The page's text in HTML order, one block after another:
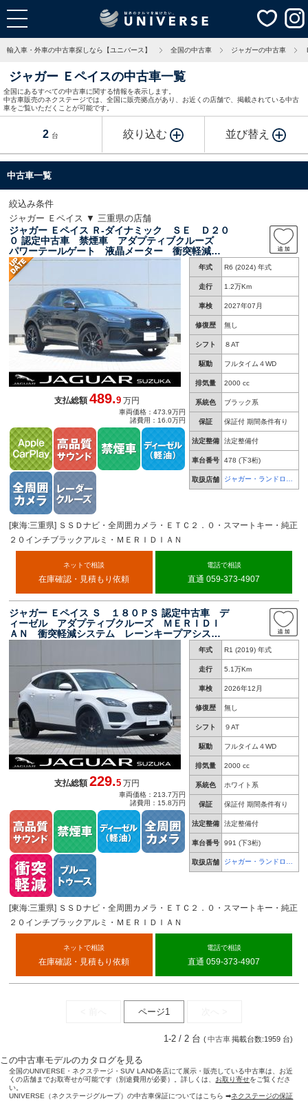
輸入車・外車の中古車探しなら【ユニバース】 全国の中古車 ジャガーの中古車
ジャガー Ｅペイスの中古車一覧
全国にあるすべての中古車に関する情報を表示します。
中古車販売のネクステージでは、全国に販売拠点があり、お近くの店舗で、掲載されている中古
車をご覧いただくことが可能です。
2 台 絞り込む 並び替え
中古車一覧
絞込み条件
ジャガー Ｅペイス ▼ 三重県の店舗
ジャガー Ｅペイス Ｒ‐ダイナミック ＳＥ Ｄ２０
０ 認定中古車 禁煙車 アダプティブクルーズ
パワーテールゲート 液晶メーター 衝突軽減シ
ステム ブラインドスポットモニター レーンキ
ープアシスト ３Ｄサラウンドカメラ Ｔｏｕｃ
ｈＰｒｏＤｕｏ
年式 R6 (2024) 年式
走行 1.2万Km
車検 2027年07月
修復歴 無し
シフト ８AT
駆動 フルタイム４WD
排気量 2000 cc
系統色 ブラック系
保証 保証付 期間条件有り
法定整備 法定整備付
車台番号 478 (下3桁)
取扱店舗
ジャガー・ランドロー
支払総額489.9 万円
車両価格：473.9万円
諸費用：16.0万円
[東海:三重県] ＳＳＤナビ・全周囲カメラ・ＥＴＣ２．０・スマートキー・純正
２０インチブラックアルミ・ＭＥＲＩＤＩＡＮ
ネットで相談
在庫確認・見積もり依頼
電話で相談
直通 059-373-4907
ジャガー Ｅペイス Ｓ １８０ＰＳ 認定中古車 デ
ィーゼル アダプティブクルーズ ＭＥＲＩＤＩ
ＡＮ 衝突軽減システム レーンキープアシス
ト ブラインドスポット パワーテールゲート
全周囲カメラ シートヒーター 純正２０インチ
アルミ
年式 R1 (2019) 年式
走行 5.1万Km
車検 2026年12月
修復歴 無し
シフト ９AT
駆動 フルタイム４WD
排気量 2000 cc
系統色 ホワイト系
保証 保証付 期間条件有り
法定整備 法定整備付
車台番号 991 (下3桁)
取扱店舗
ジャガー・ランドロー
支払総額229.5 万円
車両価格：213.7万円
諸費用：15.8万円
[東海:三重県] ＳＳＤナビ・全周囲カメラ・ＥＴＣ２．０・スマートキー・純正
２０インチブラックアルミ・ＭＥＲＩＤＩＡＮ
ネットで相談
在庫確認・見積もり依頼
電話で相談
直通 059-373-4907
ページ1
1-2 / 2 台 (中古車掲載台数:1959 台)
この中古車モデルのカタログを見る
全国のUNIVERSE・ネクステージ・SUV LAND各店にて展示・販売している中古車は、お近
くの店舗までお取寄せが可能です（別途費用が必要）。詳しくは、 お取り寄せをご覧くださ
い。
UNIVERSE（ネクステージグループ）の中古車保証についてはこちら ➡ネクステージの保証